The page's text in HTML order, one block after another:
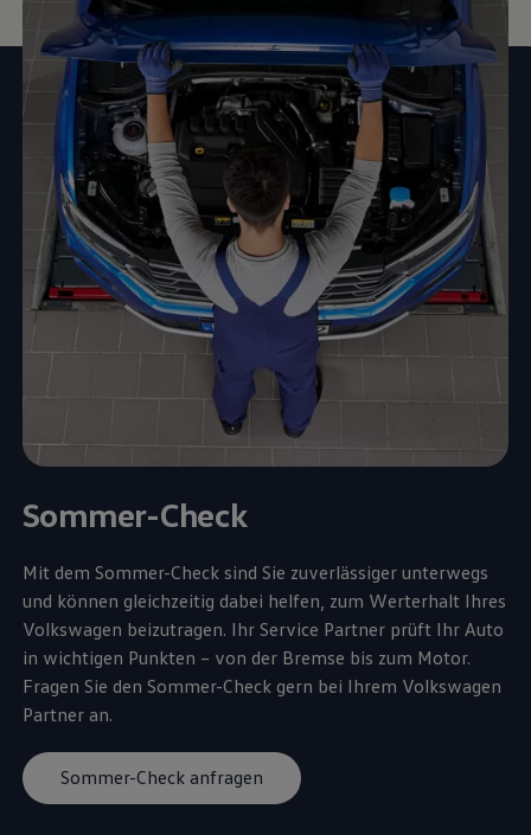
Sommer-Check
Mit dem Sommer-Check sind Sie zuverlässiger unterwegs
und können gleichzeitig dabei helfen, zum Werterhalt Ihres
Volkswagen beizutragen. Ihr Service Partner prüft Ihr Auto
in wichtigen Punkten – von der Bremse bis zum Motor.
Fragen Sie den Sommer-Check gern bei Ihrem Volkswagen
Partner an.
Sommer-Check anfragen